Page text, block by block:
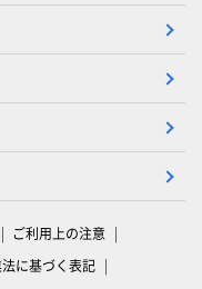
ご利用上の注意
に基づく表記